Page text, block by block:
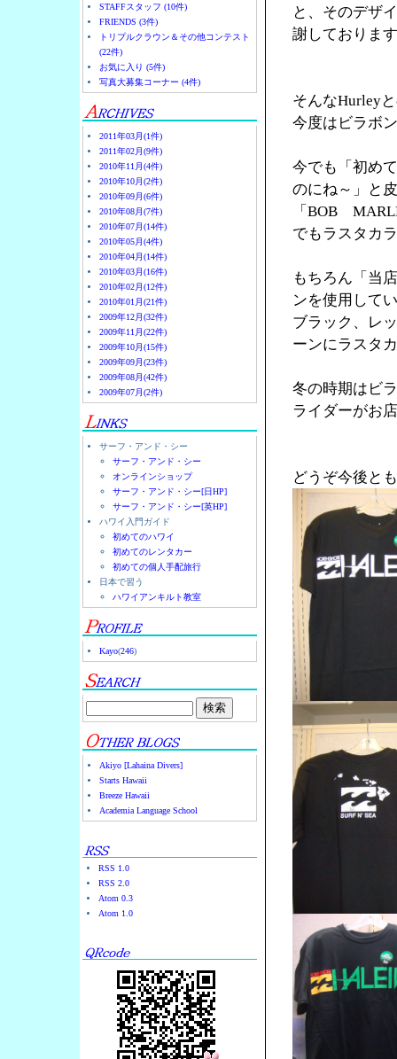
STAFFスタッフ (10件)
FRIENDS (3件)
トリプルクラウン＆その他コンテスト
(22件)
お気に入り (5件)
写真大募集コーナー (4件)
2011年03月(1件)
2011年02月(9件)
2010年11月(4件)
2010年10月(2件)
2010年09月(6件)
2010年08月(7件)
2010年07月(14件)
2010年05月(4件)
2010年04月(14件)
2010年03月(16件)
2010年02月(12件)
2010年01月(21件)
2009年12月(32件)
2009年11月(22件)
2009年10月(15件)
2009年09月(23件)
2009年08月(42件)
2009年07月(2件)
サーフ・アンド・シー
サーフ・アンド・シー
オンラインショップ
サーフ・アンド・シー[日HP]
サーフ・アンド・シー[英HP]
ハワイ入門ガイド
初めてのハワイ
初めてのレンタカー
初めての個人手配旅行
日本で習う
ハワイアンキルト教室
Kayo(246)
Akiyo [Lahaina Divers]
Starts Hawaii
Breeze Hawaii
Academia Language School
RSS 1.0
RSS 2.0
Atom 0.3
Atom 1.0
と、そのデザ
謝しておりま
そんなHurley
今度はビラボ
今でも「初め
のにね～」と
「BOB
でもラスタカ
もちろん「当
ンを使用して
ブラック、レ
ーンにラスタ
冬の時期はビ
ライダーがお
どうぞ今後と